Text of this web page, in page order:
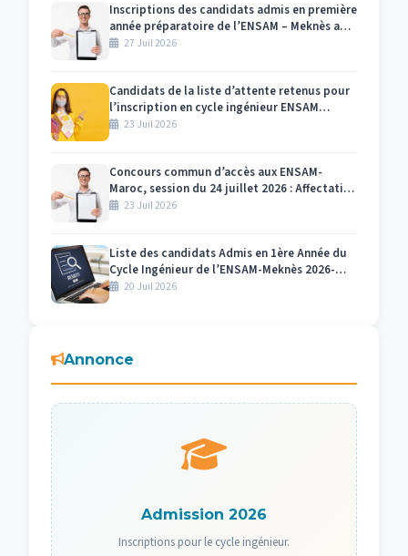
Inscriptions des candidats admis en première
année préparatoire de l’ENSAM – Meknès au
titre de l’année universitaire 2026/2027
27 Juil 2026
Candidats de la liste d’attente retenus pour
l’inscription en cycle ingénieur ENSAM
Meknès 2026-2027
23 Juil 2026
Concours commun d’accès aux ENSAM-
Maroc, session du 24 juillet 2026 : Affectation
des numéros des candidats et des salles par
23 Juil 2026
Liste des candidats Admis en 1ère Année du
Cycle Ingénieur de l’ENSAM-Meknès 2026-
202720 Juil 2026
Annonce
Admission 2026
Inscriptions pour le cycle ingénieur.